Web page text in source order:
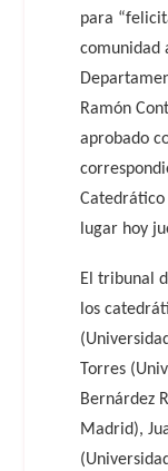
para
comunidad
Ramón
aprobado
lugar hoy
El tribunal
los
Torres
Bernárdez
Madrid),